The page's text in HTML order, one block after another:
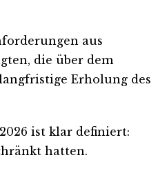
aus
die über dem
Erholung des
ist klar definiert:
hatten.